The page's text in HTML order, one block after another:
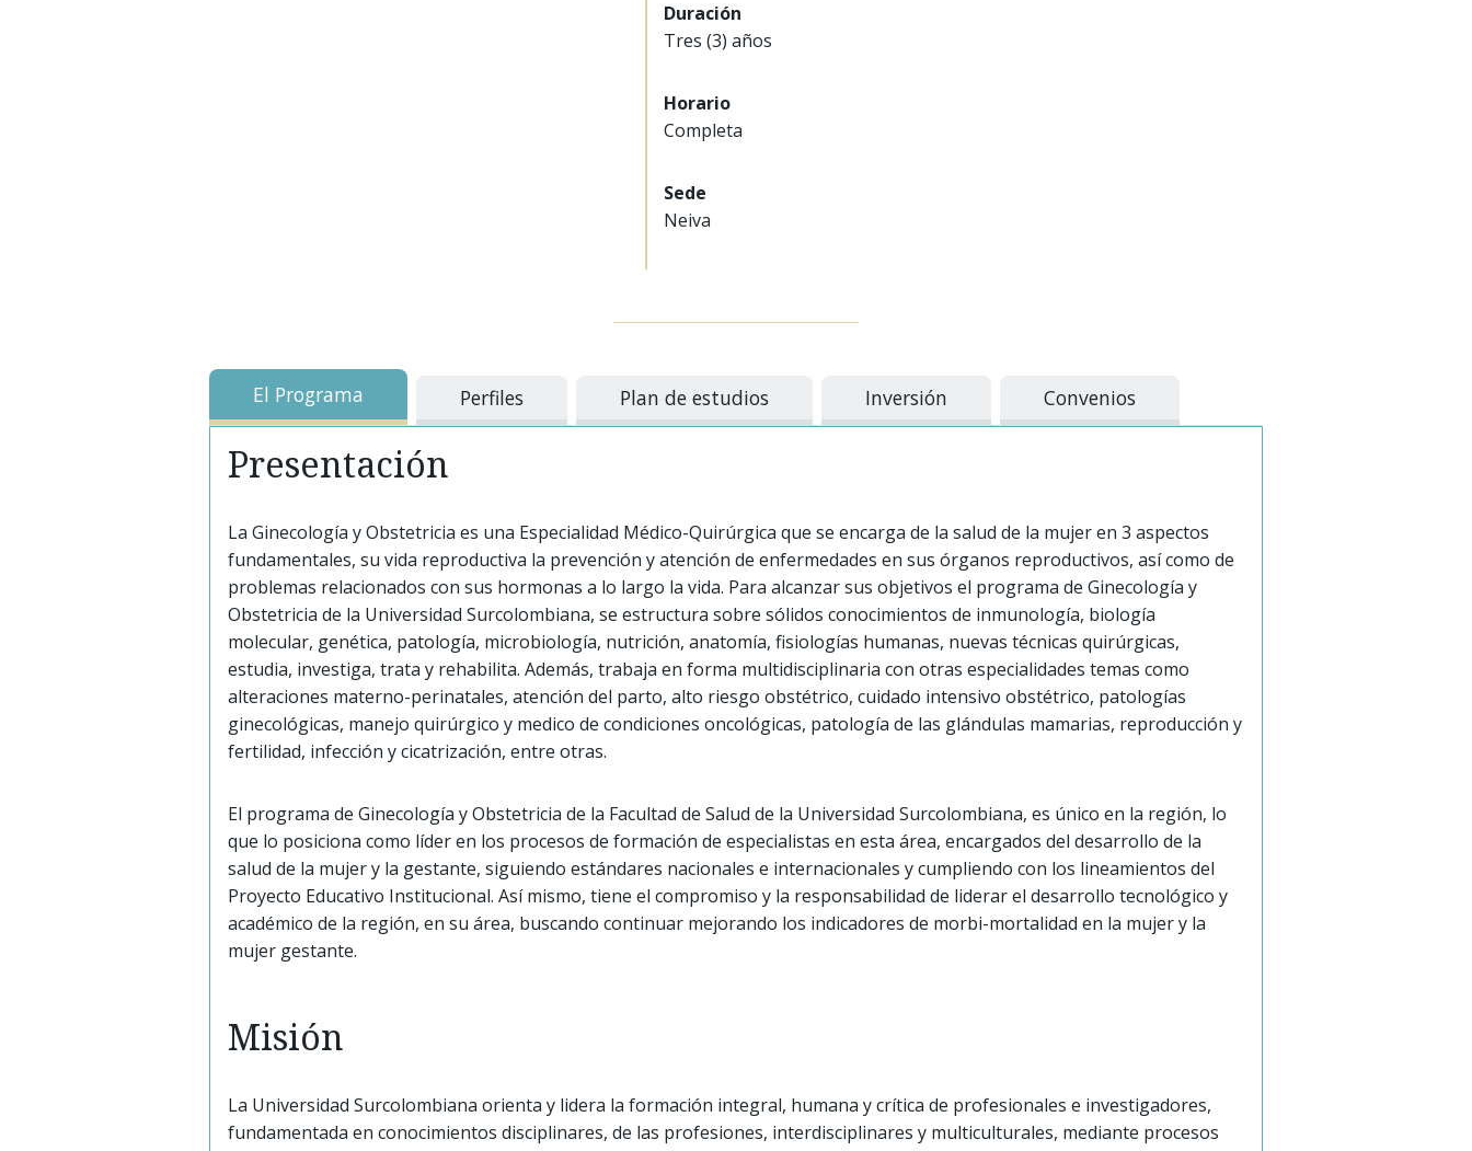
Duración
Tres (3) años
Horario
Completa
Sede
Neiva
El Programa Perfiles Plan de estudios Inversión Convenios
Presentación
La Ginecología y Obstetricia es una Especialidad Médico-Quirúrgica que se encarga de la salud de la mujer en 3 aspectos
fundamentales, su vida reproductiva la prevención y atención de enfermedades en sus órganos reproductivos, así como de
problemas relacionados con sus hormonas a lo largo la vida. Para alcanzar sus objetivos el programa de Ginecología y
Obstetricia de la Universidad Surcolombiana, se estructura sobre sólidos conocimientos de inmunología, biología
molecular, genética, patología, microbiología, nutrición, anatomía, fisiologías humanas, nuevas técnicas quirúrgicas,
estudia, investiga, trata y rehabilita. Además, trabaja en forma multidisciplinaria con otras especialidades temas como
alteraciones materno-perinatales, atención del parto, alto riesgo obstétrico, cuidado intensivo obstétrico, patologías
ginecológicas, manejo quirúrgico y medico de condiciones oncológicas, patología de las glándulas mamarias, reproducción y
fertilidad, infección y cicatrización, entre otras.
El programa de Ginecología y Obstetricia de la Facultad de Salud de la Universidad Surcolombiana, es único en la región, lo
que lo posiciona como líder en los procesos de formación de especialistas en esta área, encargados del desarrollo de la
salud de la mujer y la gestante, siguiendo estándares nacionales e internacionales y cumpliendo con los lineamientos del
Proyecto Educativo Institucional. Así mismo, tiene el compromiso y la responsabilidad de liderar el desarrollo tecnológico y
académico de la región, en su área, buscando continuar mejorando los indicadores de morbi-mortalidad en la mujer y la
mujer gestante.
Misión
La Universidad Surcolombiana orienta y lidera la formación integral, humana y crítica de profesionales e investigadores,
fundamentada en conocimientos disciplinares, de las profesiones, interdisciplinares y multiculturales, mediante procesos